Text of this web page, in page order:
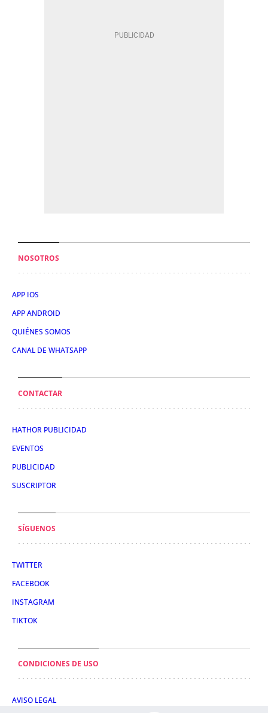
NOSOTROS
APP IOS
APP ANDROID
QUIÉNES SOMOS
CANAL DE WHATSAPP
CONTACTAR
HATHOR PUBLICIDAD
EVENTOS
PUBLICIDAD
SUSCRIPTOR
SÍGUENOS
TWITTER
FACEBOOK
INSTAGRAM
TIKTOK
CONDICIONES DE USO
AVISO LEGAL